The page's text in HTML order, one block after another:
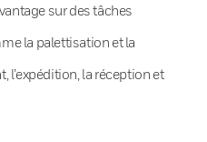
sur des tâches
la palettisation et la
l’expédition, la réception et